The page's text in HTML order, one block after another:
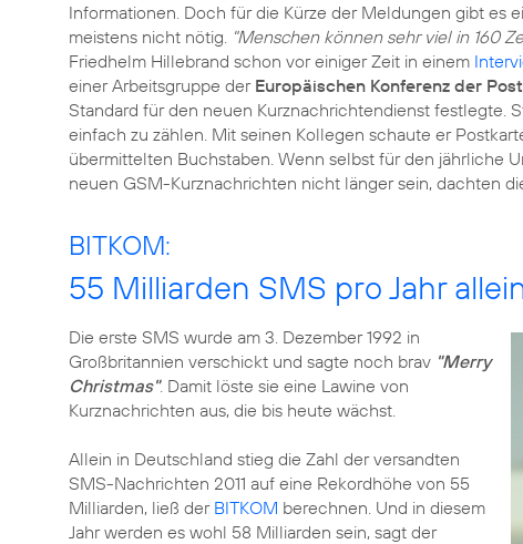
Informationen. Doch für die Kürze der Meldungen gibt es
meistens nicht nötig. "Menschen können sehr viel in 160
Friedhelm Hillebrand schon vor einiger Zeit in einem
einer Arbeitsgruppe der Europäischen Konferenz der
Standard für den neuen Kurznachrichtendienst festlegte.
einfach zu zählen. Mit seinen Kollegen schaute er
übermittelten Buchstaben. Wenn selbst für den jährliche
neuen GSM-Kurznachrichten nicht länger sein, dachten
BITKOM:
55 Milliarden SMS pro Jahr
Die erste SMS wurde am 3. Dezember 1992 in
Großbritannien verschickt und sagte noch brav "Merry
Christmas". Damit löste sie eine Lawine von
Kurznachrichten aus, die bis heute wächst.
Allein in Deutschland stieg die Zahl der versandten
SMS-Nachrichten 2011 auf eine Rekordhöhe von 55
Milliarden, ließ der BITKOM berechnen. Und in diesem
Jahr werden es wohl 58 Milliarden sein, sagt der